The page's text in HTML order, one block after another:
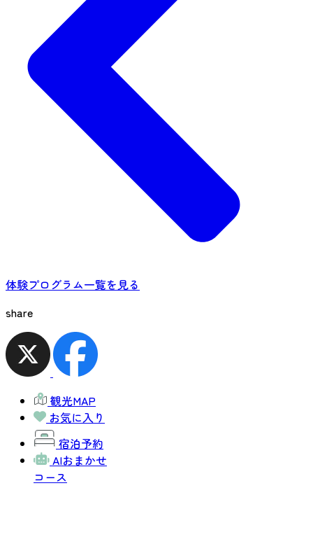
体験プログラム一覧を見る
share
観光MAP
お気に入り
宿泊予約
AIおまかせ
コース